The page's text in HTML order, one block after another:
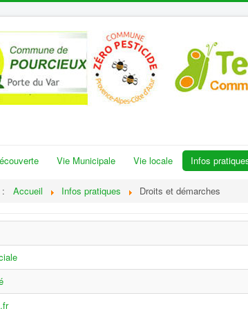
Vie Municipale Vie locale Infos
Accueil Infos pratiques Droits et démarches